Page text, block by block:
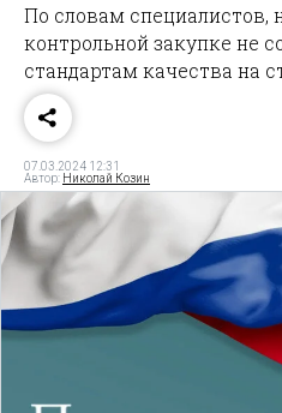
По словам специалистов,
контрольной закупке не
стандартам качества на
07.03.2024 12:31
Автор: Николай Козин